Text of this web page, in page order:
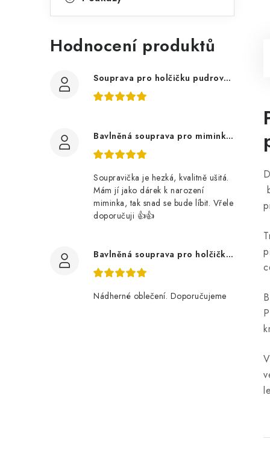
Hodnocení produktů
Souprava pro holčičku pudrově růžová, ptáčci květy
Bavlněná souprava pro miminko, zvířátka v lese
Soupravička je hezká, kvalitně ušitá.
Mám jí jako dárek k narození
miminka, tak snad se bude líbit. Vřele
doporučuji 👍👍
Bavlněná souprava pro holčičku, tmavé květy
Nádherné oblečení. Doporučujeme